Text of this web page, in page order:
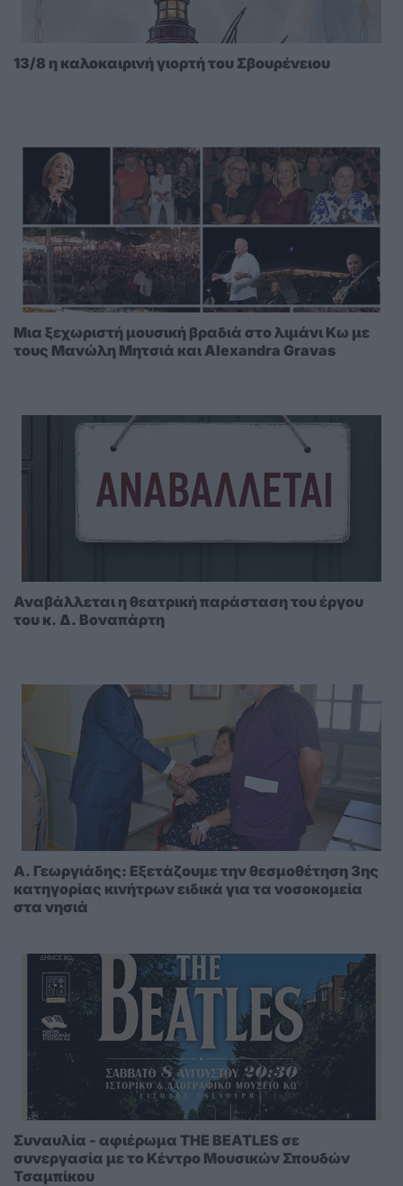
13/8 η καλοκαιρινή γιορτή του Σβουρένειου
Μια ξεχωριστή μουσική βραδιά στο λιμάνι Κω με
τους Μανώλη Μητσιά και Alexandra Gravas
Αναβάλλεται η θεατρική παράσταση του έργου
του κ. Δ. Βοναπάρτη
A. Γεωργιάδης: Eξετάζουμε την θεσμοθέτηση 3ης
κατηγορίας κινήτρων ειδικά για τα νοσοκομεία
στα νησιά
Συναυλία - αφιέρωμα THE BEATLES σε
συνεργασία με το Κέντρο Μουσικών Σπουδών
Τσαμπίκου